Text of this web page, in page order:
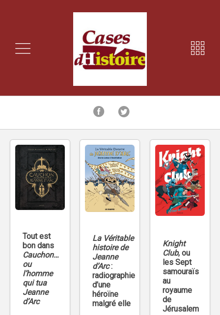
Tout est
bon dans
Cauchon…
ou
l’homme
qui tua
Jeanne
d’Arc
La Véritable
histoire de
Jeanne
d’Arc:
radiographie
d’une
héroïne
malgré elle
Knight
Club, ou
les Sept
samouraïs
au
royaume
de
Jérusalem